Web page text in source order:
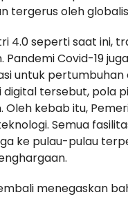
tergerus oleh
4.0 seperti saat ini,
Pandemi Covid-19
untuk
tersebut, pola
Oleh kebab itu,
Semua
ke pulau-pulau
menegaskan